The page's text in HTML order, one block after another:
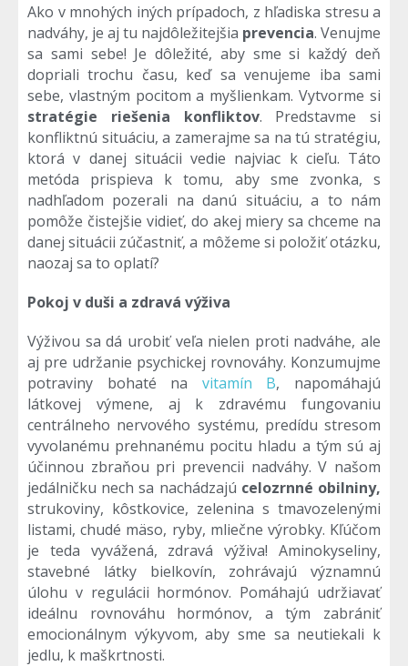
Ako v mnohých iných prípadoch, z hľadiska stresu a
nadváhy, je aj tu najdôležitejšia prevencia. Venujme
sa sami sebe! Je dôležité, aby sme si každý deň
dopriali trochu času, keď sa venujeme iba sami
sebe, vlastným pocitom a myšlienkam. Vytvorme si
stratégie riešenia konfliktov. Predstavme si
konfliktnú situáciu, a zamerajme sa na tú stratégiu,
ktorá v danej situácii vedie najviac k cieľu. Táto
metóda prispieva k tomu, aby sme zvonka, s
nadhľadom pozerali na danú situáciu, a to nám
pomôže čistejšie vidieť, do akej miery sa chceme na
danej situácii zúčastniť, a môžeme si položiť otázku,
naozaj sa to oplatí?
Pokoj v duši a zdravá výživa
Výživou sa dá urobiť veľa nielen proti nadváhe, ale
aj pre udržanie psychickej rovnováhy. Konzumujme
potraviny bohaté na vitamín B, napomáhajú
látkovej výmene, aj k zdravému fungovaniu
centrálneho nervového systému, predídu stresom
vyvolanému prehnanému pocitu hladu a tým sú aj
účinnou zbraňou pri prevencii nadváhy. V našom
jedálničku nech sa nachádzajú celozrnné obilniny,
strukoviny, kôstkovice, zelenina s tmavozelenými
listami, chudé mäso, ryby, mliečne výrobky. Kľúčom
je teda vyvážená, zdravá výživa! Aminokyseliny,
stavebné látky bielkovín, zohrávajú významnú
úlohu v regulácii hormónov. Pomáhajú udržiavať
ideálnu rovnováhu hormónov, a tým zabrániť
emocionálnym výkyvom, aby sme sa neutiekali k
jedlu, k maškrtnosti.